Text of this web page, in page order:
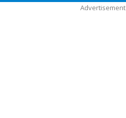
Advertisement